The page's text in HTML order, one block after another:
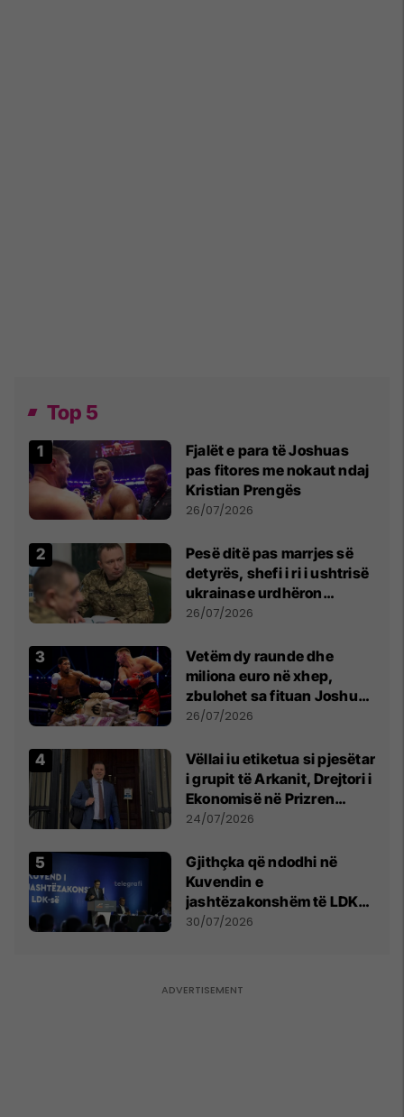
Top 5
Fjalët e para të Joshuas
pas fitores me nokaut ndaj
Kristian Prengës
26/07/2026
Pesë ditë pas marrjes së
detyrës, shefi i ri i ushtrisë
ukrainase urdhëron
kontroll të madh
26/07/2026
Vetëm dy raunde dhe
miliona euro në xhep,
zbulohet sa fituan Joshua
e Prenga
26/07/2026
Vëllai iu etiketua si pjesëtar
i grupit të Arkanit, Drejtori i
Ekonomisë në Prizren
mohon pretendimet
24/07/2026
Gjithçka që ndodhi në
Kuvendin e
jashtëzakonshëm të LDK-
së
30/07/2026